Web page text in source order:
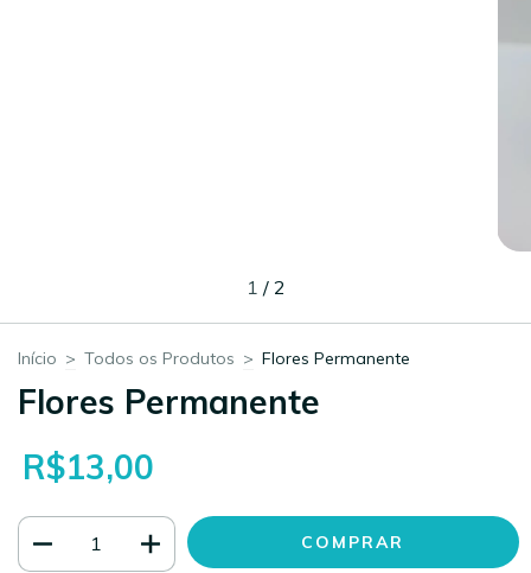
1 / 2
Início > Todos os Produtos > Flores Permanente
Flores Permanente
R$13,00